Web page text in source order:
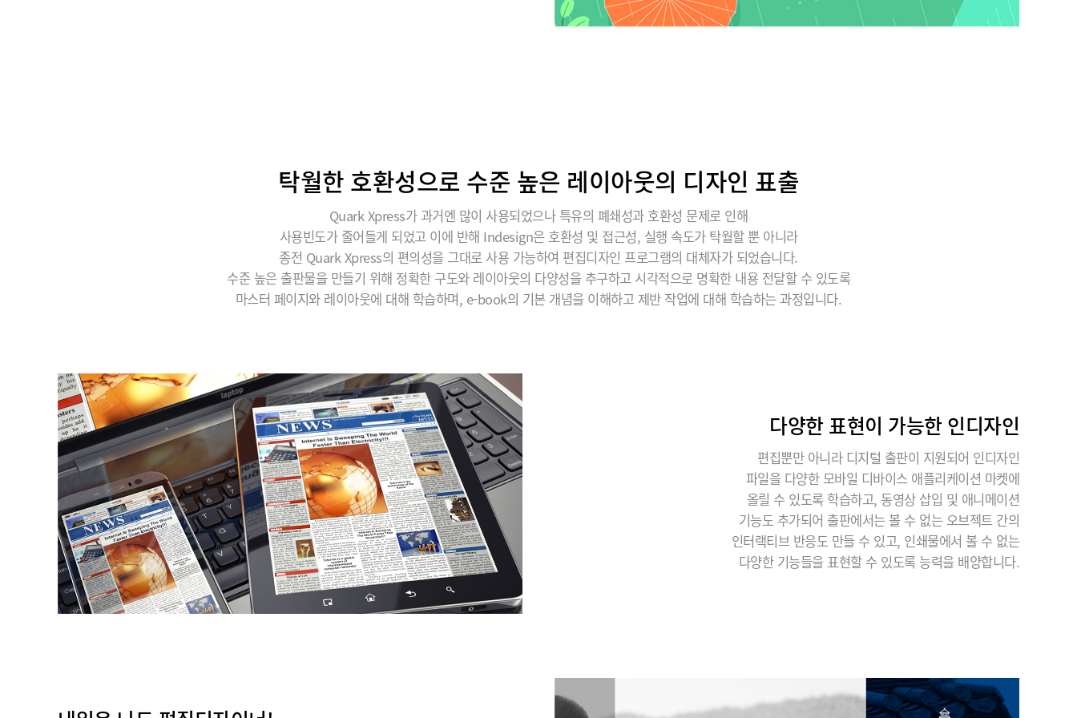
탁월한 호환성으로 수준 높은 레이아웃의 디자인 표출
Quark Xpress가 과거엔 많이 사용되었으나 특유의 폐쇄성과 호환성 문제로 인해
사용빈도가 줄어들게 되었고 이에 반해 Indesign은 호환성 및 접근성, 실행 속도가 탁월할 뿐 아니라
종전 Quark Xpress의 편의성을 그대로 사용 가능하여 편집디자인 프로그램의 대체자가 되었습니다.
수준 높은 출판물을 만들기 위해 정확한 구도와 레이아웃의 다양성을 추구하고 시각적으로 명확한 내용 전달할 수 있도록
마스터 페이지와 레이아웃에 대해 학습하며, e-book의 기본 개념을 이해하고 제반 작업에 대해 학습하는 과정입니다.
다양한 표현이 가능한 인디자인
편집뿐만 아니라 디지털 출판이 지원되어 인디자인
파일을 다양한 모바일 디바이스 애플리케이션 마켓에
올릴 수 있도록 학습하고, 동영상 삽입 및 애니메이션
기능도 추가되어 출판에서는 볼 수 없는 오브젝트 간의
인터랙티브 반응도 만들 수 있고, 인쇄물에서 볼 수 없는
다양한 기능들을 표현할 수 있도록 능력을 배양합니다.